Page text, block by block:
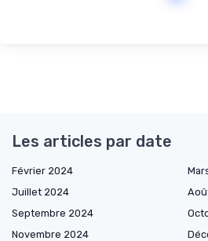
Les articles par date
Février 2024
Juillet 2024
Septembre 2024
Novembre 2024